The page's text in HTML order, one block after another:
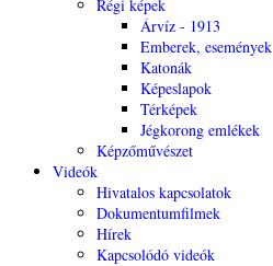
Régi képek
Árvíz - 1913
Emberek, események
Katonák
Képeslapok
Térképek
Jégkorong emlékek
Képzőművészet
Videók
Hivatalos kapcsolatok
Dokumentumfilmek
Hírek
Kapcsolódó videók